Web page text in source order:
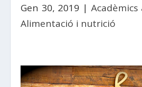
Gen 30, 2019 |
Alimentació i nutrició